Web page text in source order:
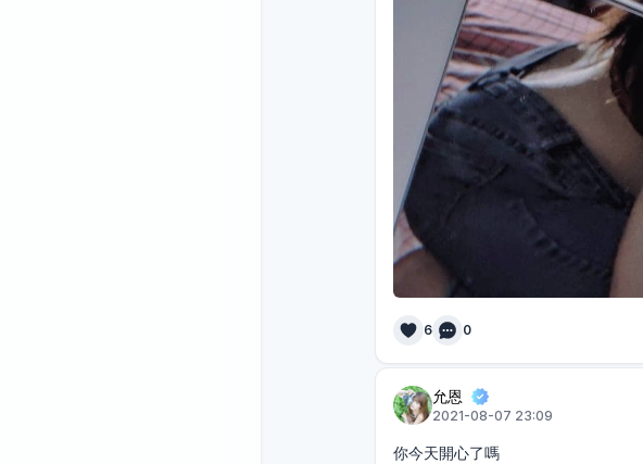
6 0
允恩
2021-08-07 23:09
你今天開心了嗎